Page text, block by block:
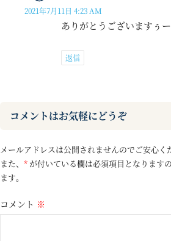
2021年7月11日 4:23 AM
ありがとうございますぅー
返信
コメントはお気軽にどうぞ
メールアドレスは公開されませんのでご安心く
また、 * が付いている欄は必須項目となります
ます。
コメント ※